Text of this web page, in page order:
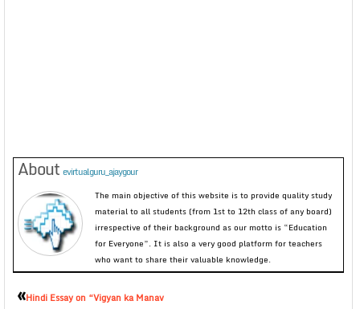
About evirtualguru_ajaygour
The main objective of this website is to provide quality study
material to all students (from 1st to 12th class of any board)
irrespective of their background as our motto is “Education
for Everyone”. It is also a very good platform for teachers
who want to share their valuable knowledge.
«Hindi Essay on “Vigyan ka Manav